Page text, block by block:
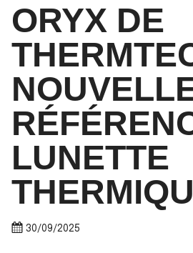
ORYX DE
LUNETTE
30/09/2025